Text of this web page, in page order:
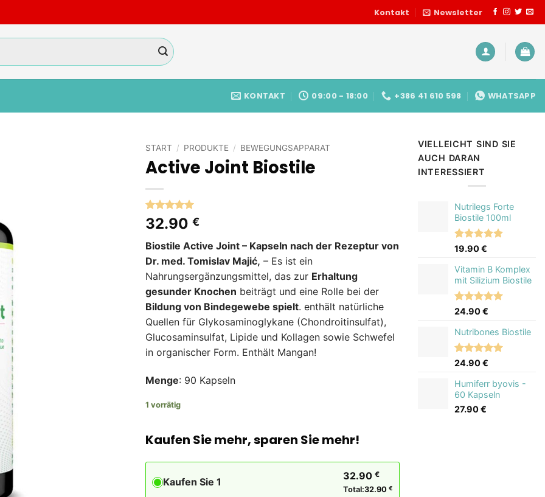
Kontakt Newsletter
KONTAKT 09:00 - 18:00 +386 41 610 598 WHATSAPP
START / PRODUKTE / BEWEGUNGSAPPARAT
Active Joint Biostile
Bewertet
mit5von
auf
1
Kundenbewertung
32.90 €
Biostile Active Joint – Kapseln nach der Rezeptur von
Dr. med. Tomislav Majić, – Es ist ein
Nahrungsergänzungsmittel, das zur Erhaltung
gesunder Knochen beiträgt und eine Rolle bei der
Bildung von Bindegewebe spielt. enthält natürliche
Quellen für Glykosaminoglykane (Chondroitinsulfat),
Glucosaminsulfat, Lipide und Kollagen sowie Schwefel
in organischer Form. Enthält Mangan!
Menge: 90 Kapseln
1 vorrätig
Kaufen Sie mehr, sparen Sie mehr!
Kaufen Sie 1 32.90 €
Total:32.90 €
VIELLEICHT SIND SIE
AUCH DARAN
INTERESSIERT
Nutrilegs Forte
Biostile 100ml
Bewertet
von 5,
basierend
auf
1
Kundenbewertung
19.90€
Vitamin B Komplex
mit Silizium Biostile
Bewertet
von 5,
auf
4
Kundenbewertungen
24.90€
Nutribones Biostile
Bewertet
von 5,
basierend
auf
1
Kundenbewertung
24.90€
Humiferr byovis -
60 Kapseln
27.90€